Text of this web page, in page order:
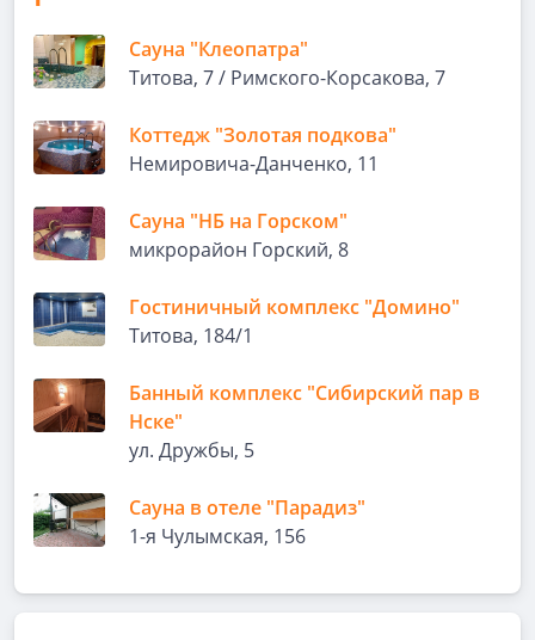
Сауна "Клеопатра"
Титова, 7 / Римского-Корсакова, 7
Коттедж "Золотая подкова"
Немировича-Данченко, 11
Сауна "НБ на Горском"
микрорайон Горский, 8
Гостиничный комплекс "Домино"
Титова, 184/1
Банный комплекс "Сибирский пар в
Нске"
ул. Дружбы, 5
Сауна в отеле "Парадиз"
1-я Чулымская, 156